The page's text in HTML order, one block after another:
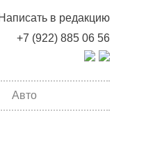
Написать в редакцию
+7 (922) 885 06 56
Авто